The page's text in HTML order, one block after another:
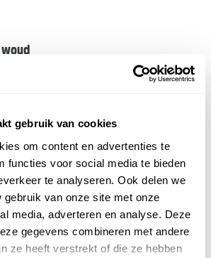
gebruik van cookies
om content en advertenties te
functies voor social media te bieden
te analyseren. Ook delen we
gebruik van onze site met onze
media, adverteren en analyse. Deze
gegevens combineren met andere
ze heeft verstrekt of die ze hebben
rijden, ten oosten van Dali, bevindt
heeft voor nagenoeg
naam bedacht: 'moeder met
die naar de maan kijkt' en wat dacht
champignon'. Zeker de moeite
tijdens jereis in China.
bezoeken of zelf je rondreis